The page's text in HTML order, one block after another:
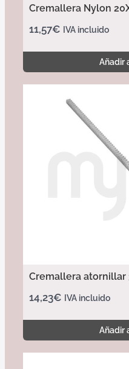
Cremallera Nylon
11,57€ IVA incluido
Añadir
Cremallera atornillar
14,23€ IVA incluido
Añadir